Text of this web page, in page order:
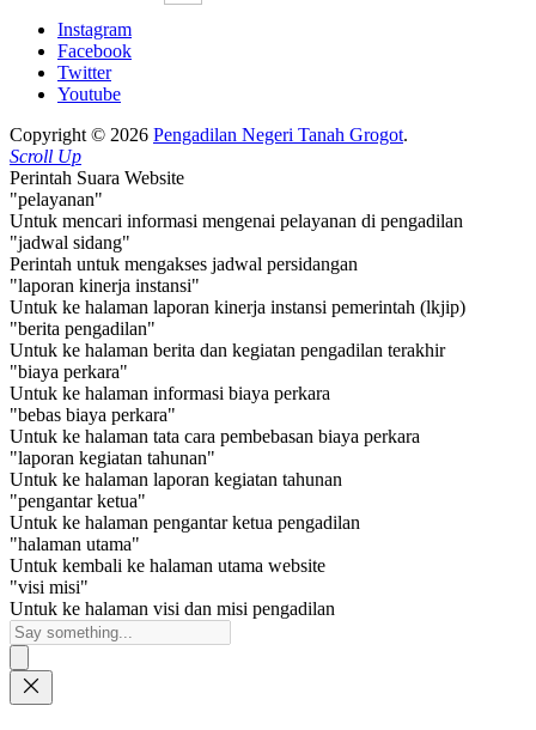
Instagram
Facebook
Twitter
Youtube
Copyright © 2026 Pengadilan Negeri Tanah Grogot.
Scroll Up
Perintah Suara Website
"pelayanan"
Untuk mencari informasi mengenai pelayanan di pengadilan
"jadwal sidang"
Perintah untuk mengakses jadwal persidangan
"laporan kinerja instansi"
Untuk ke halaman laporan kinerja instansi pemerintah (lkjip)
"berita pengadilan"
Untuk ke halaman berita dan kegiatan pengadilan terakhir
"biaya perkara"
Untuk ke halaman informasi biaya perkara
"bebas biaya perkara"
Untuk ke halaman tata cara pembebasan biaya perkara
"laporan kegiatan tahunan"
Untuk ke halaman laporan kegiatan tahunan
"pengantar ketua"
Untuk ke halaman pengantar ketua pengadilan
"halaman utama"
Untuk kembali ke halaman utama website
"visi misi"
Untuk ke halaman visi dan misi pengadilan